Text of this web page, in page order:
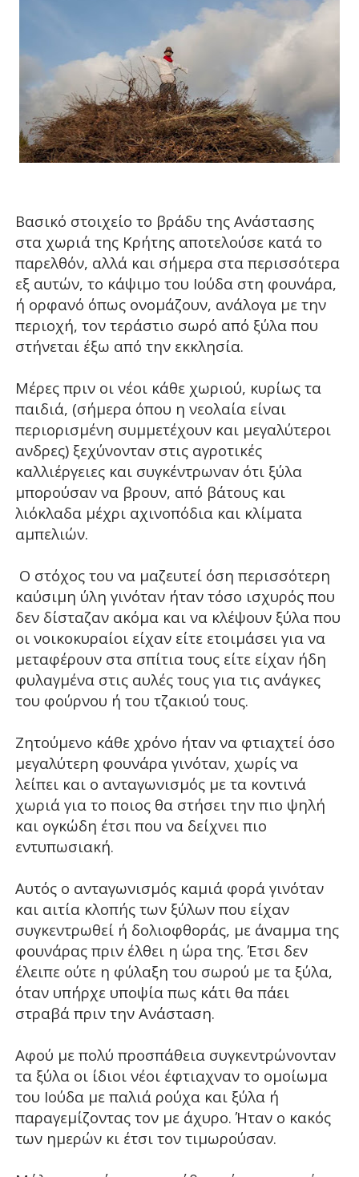
Βασικό στοιχείο το βράδυ της Ανάστασης
στα χωριά της Κρήτης αποτελούσε κατά το
παρελθόν, αλλά και σήμερα στα περισσότερα
εξ αυτών, το κάψιμο του Ιούδα στη φουνάρα,
ή ορφανό όπως ονομάζουν, ανάλογα με την
περιοχή, τον τεράστιο σωρό από ξύλα που
στήνεται έξω από την εκκλησία.
Μέρες πριν οι νέοι κάθε χωριού, κυρίως τα
παιδιά, (σήμερα όπου η νεολαία είναι
περιορισμένη συμμετέχουν και μεγαλύτεροι
ανδρες) ξεχύνονταν στις αγροτικές
καλλιέργειες και συγκέντρωναν ότι ξύλα
μπορούσαν να βρουν, από βάτους και
λιόκλαδα μέχρι αχινοπόδια και κλίματα
αμπελιών.
Ο στόχος του να μαζευτεί όση περισσότερη
καύσιμη ύλη γινόταν ήταν τόσο ισχυρός που
δεν δίσταζαν ακόμα και να κλέψουν ξύλα που
οι νοικοκυραίοι είχαν είτε ετοιμάσει για να
μεταφέρουν στα σπίτια τους είτε είχαν ήδη
φυλαγμένα στις αυλές τους για τις ανάγκες
του φούρνου ή του τζακιού τους.
Ζητούμενο κάθε χρόνο ήταν να φτιαχτεί όσο
μεγαλύτερη φουνάρα γινόταν, χωρίς να
λείπει και ο ανταγωνισμός με τα κοντινά
χωριά για το ποιος θα στήσει την πιο ψηλή
και ογκώδη έτσι που να δείχνει πιο
εντυπωσιακή.
Αυτός ο ανταγωνισμός καμιά φορά γινόταν
και αιτία κλοπής των ξύλων που είχαν
συγκεντρωθεί ή δολιοφθοράς, με άναμμα της
φουνάρας πριν έλθει η ώρα της. Έτσι δεν
έλειπε ούτε η φύλαξη του σωρού με τα ξύλα,
όταν υπήρχε υποψία πως κάτι θα πάει
στραβά πριν την Ανάσταση.
Αφού με πολύ προσπάθεια συγκεντρώνονταν
τα ξύλα οι ίδιοι νέοι έφτιαχναν το ομοίωμα
του Ιούδα με παλιά ρούχα και ξύλα ή
παραγεμίζοντας τον με άχυρο. Ήταν ο κακός
των ημερών κι έτσι τον τιμωρούσαν.